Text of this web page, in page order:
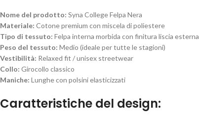
Nome del prodotto: Syna College Felpa Nera
Materiale: Cotone premium con miscela di poliestere
Tipo di tessuto: Felpa interna morbida con finitura liscia esterna
Peso del tessuto: Medio (ideale per tutte le stagioni)
Vestibilità: Relaxed fit / unisex streetwear
Collo: Girocollo classico
Maniche: Lunghe con polsini elasticizzati
Caratteristiche del design: